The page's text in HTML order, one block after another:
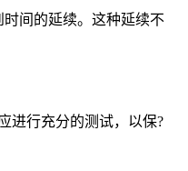
间的延续。这种延续不
进行充分的测试，以保?